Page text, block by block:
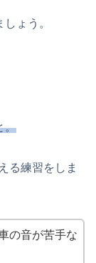
ょう。
。
る練習をしま
の音が苦手な